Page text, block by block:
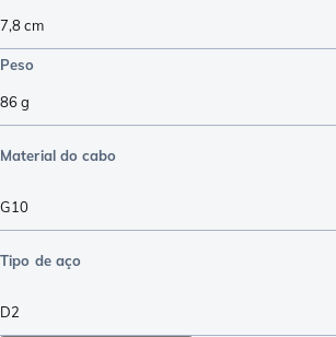
7,8cm
Peso
86g
Material do cabo
G10
Tipo de aço
D2